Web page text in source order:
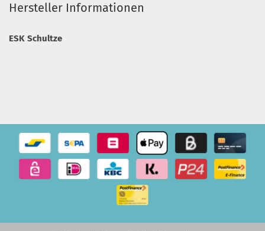
Hersteller Informationen
ESK Schultze